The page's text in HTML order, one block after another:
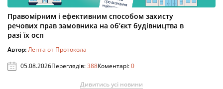
Правомірним і ефективним способом захисту
речових прав замовника на об’єкт будівництва в
разі їх осп
Автор:Лента от Протокола
05.08.2026Переглядів:388Коментарі:0
Дивитись усі новини